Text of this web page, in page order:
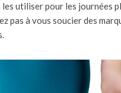
utiliser pour les journées
pas à vous soucier des